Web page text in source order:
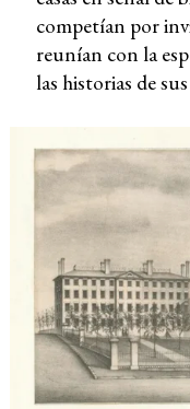
competían por
reunían con la
las historias de